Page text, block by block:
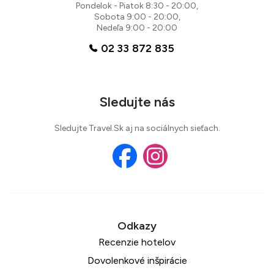
Pondelok - Piatok 8:30 - 20:00,
Sobota 9:00 - 20:00,
Nedeľa 9:00 - 20:00
02 33 872 835
Sledujte nás
Sledujte Travel.Sk aj na sociálnych sieťach.
Recenzie hotelov
Dovolenkové inšpirácie